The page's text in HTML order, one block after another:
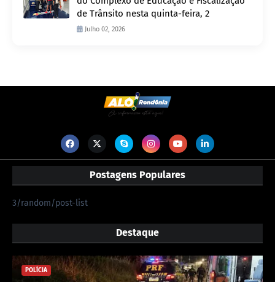
de Trânsito nesta quinta-feira, 2
Julho 02, 2026
Postagens Populares
3/random/post-list
Destaque
POLÍCIA